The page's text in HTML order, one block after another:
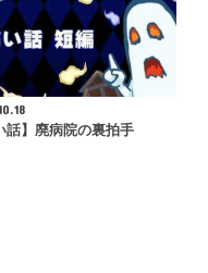
話】廃病院の裏拍手